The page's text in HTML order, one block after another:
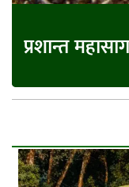
प्रशान्त